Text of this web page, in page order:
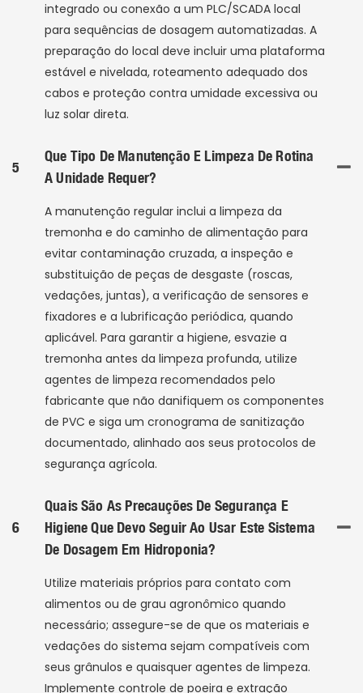
integrado ou conexão a um PLC/SCADA local
para sequências de dosagem automatizadas. A
preparação do local deve incluir uma plataforma
estável e nivelada, roteamento adequado dos
cabos e proteção contra umidade excessiva ou
luz solar direta.
5
Que Tipo De Manutenção E Limpeza De Rotina
A Unidade Requer?
A manutenção regular inclui a limpeza da
tremonha e do caminho de alimentação para
evitar contaminação cruzada, a inspeção e
substituição de peças de desgaste (roscas,
vedações, juntas), a verificação de sensores e
fixadores e a lubrificação periódica, quando
aplicável. Para garantir a higiene, esvazie a
tremonha antes da limpeza profunda, utilize
agentes de limpeza recomendados pelo
fabricante que não danifiquem os componentes
de PVC e siga um cronograma de sanitização
documentado, alinhado aos seus protocolos de
segurança agrícola.
6
Quais São As Precauções De Segurança E
Higiene Que Devo Seguir Ao Usar Este Sistema
De Dosagem Em Hidroponia?
Utilize materiais próprios para contato com
alimentos ou de grau agronômico quando
necessário; assegure-se de que os materiais e
vedações do sistema sejam compatíveis com
seus grânulos e quaisquer agentes de limpeza.
Implemente controle de poeira e extração